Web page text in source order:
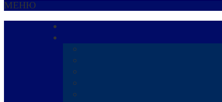
МЕНЮ